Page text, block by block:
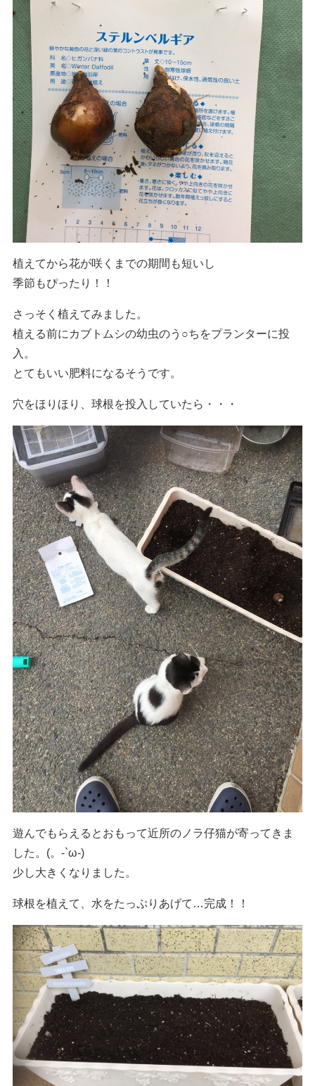
植えてから花が咲くまでの期間も短いし
季節もぴったり！！
さっそく植えてみました。
植える前にカブトムシの幼虫のう○ちをプランターに投
入。
とてもいい肥料になるそうです。
穴をほりほり、球根を投入していたら・・・
遊んでもらえるとおもって近所のノラ仔猫が寄ってきま
した。(。-`ω-)
少し大きくなりました。
球根を植えて、水をたっぷりあげて…完成！！